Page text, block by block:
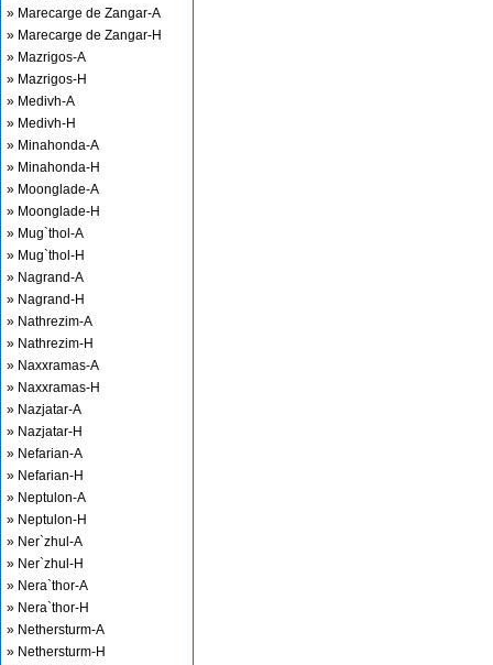
» Marecarge de Zangar-A
» Marecarge de Zangar-H
» Mazrigos-A
» Mazrigos-H
» Medivh-A
» Medivh-H
» Minahonda-A
» Minahonda-H
» Moonglade-A
» Moonglade-H
» Mug`thol-A
» Mug`thol-H
» Nagrand-A
» Nagrand-H
» Nathrezim-A
» Nathrezim-H
» Naxxramas-A
» Naxxramas-H
» Nazjatar-A
» Nazjatar-H
» Nefarian-A
» Nefarian-H
» Neptulon-A
» Neptulon-H
» Ner`zhul-A
» Ner`zhul-H
» Nera`thor-A
» Nera`thor-H
» Nethersturm-A
» Nethersturm-H